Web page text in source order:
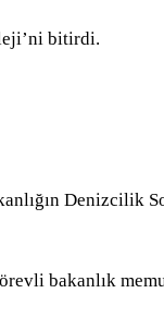
bitirdi.
Denizcilik
bakanlık